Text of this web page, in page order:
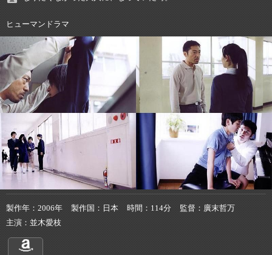
ヒューマンドラマ
製作年 2006年 製作国 日本 時間 114分 監督
廣末哲万
主演
並木愛枝